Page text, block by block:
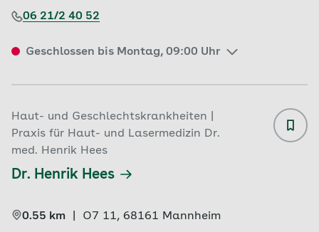
06 21/2 40 52
Geschlossen bis Montag, 09:00 Uhr
Haut- und Geschlechtskrankheiten |
Praxis für Haut- und Lasermedizin Dr.
med. Henrik Hees
Dr. Henrik Hees
0.55 km O7 11, 68161 Mannheim